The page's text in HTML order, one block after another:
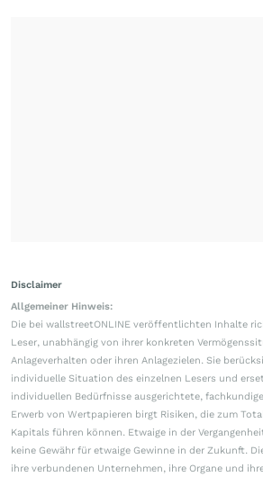
Disclaimer
Allgemeiner Hinweis:
Die bei wallstreetONLINE veröffentlichten Inhalte
Leser, unabhängig von ihrer konkreten
Anlageverhalten oder ihren Anlagezielen. Sie
individuelle Situation des einzelnen Lesers und
individuellen Bedürfnisse ausgerichtete,
Erwerb von Wertpapieren birgt Risiken, die zum
Kapitals führen können. Etwaige in der
keine Gewähr für etwaige Gewinne in der Zukunft.
ihre verbundenen Unternehmen, ihre Organe und